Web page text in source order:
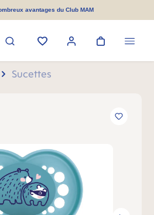
avantages du Club MAM
Sucettes